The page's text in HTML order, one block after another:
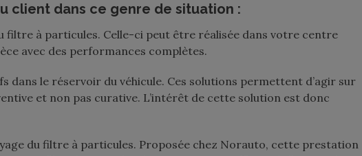
client dans ce genre de situation :
filtre à particules. Celle-ci peut être réalisée dans votre centre
avec des performances complètes.
dans le réservoir du véhicule. Ces solutions permettent d’agir sur
et non pas curative. L’intérêt de cette solution est donc
du filtre à particules. Proposée chez Norauto, cette prestation